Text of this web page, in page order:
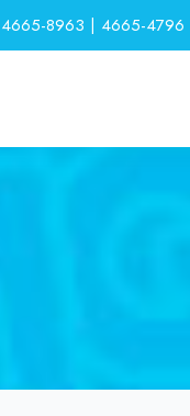
4665-8963 | 4665-4796